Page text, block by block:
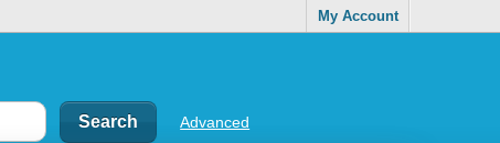
My Account
Advanced